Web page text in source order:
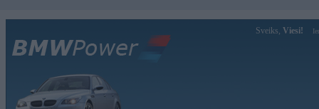
Sveiks, Viesi!